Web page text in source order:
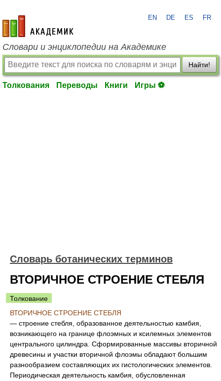
academic.ru
EN DE ES FR
Словари и энциклопедии на Академике
Найти!
Толкования Переводы Книги Игры ⚽
Словарь ботанических терминов
ВТОРИЧНОЕ СТРОЕНИЕ СТЕБЛЯ
Толкование
ВТОРИЧНОЕ СТРОЕНИЕ СТЕБЛЯ
— строение стебля, образованное деятельностью камбия,
возникающего на границе флоэмных и ксилемных элементов
центрального цилиндра. Сформированные массивы вторичной
древесины и участки вторичной флоэмы обладают большим
разнообразием составляющих их гистологических элементов.
Периодическая деятельность камбия, обусловленная